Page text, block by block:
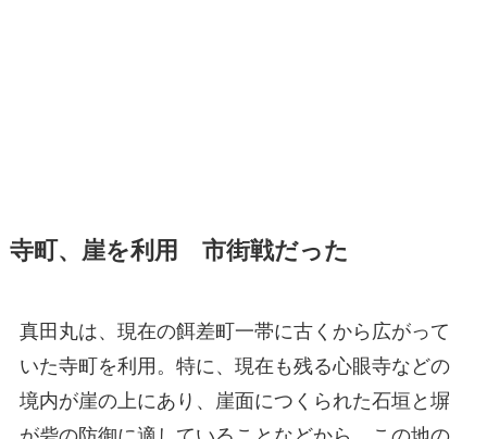
寺町、崖を利用 市街戦だった
真田丸は、現在の餌差町一帯に古くから広がって
いた寺町を利用。特に、現在も残る心眼寺などの
境内が崖の上にあり、崖面につくられた石垣と塀